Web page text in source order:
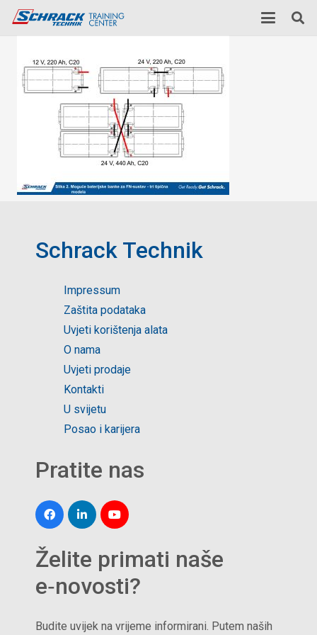
Schrack Technik
Impressum
Zaštita podataka
Uvjeti korištenja alata
O nama
Uvjeti prodaje
Kontakti
U svijetu
Posao i karijera
Pratite nas
Želite primati naše
e‑novosti?
Budite uvijek na vrijeme informirani. Putem naših